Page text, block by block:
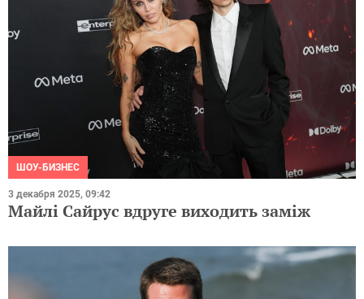
ШОУ-БИЗНЕС
3 декабря 2025, 09:42
Майлі Сайрус вдруге виходить заміж